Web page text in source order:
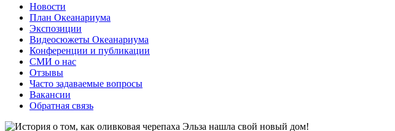
Новости
План Океанариума
Экспозиции
Видеосюжеты Океанариума
Конференции и публикации
СМИ о нас
Отзывы
Часто задаваемые вопросы
Вакансии
Обратная связь